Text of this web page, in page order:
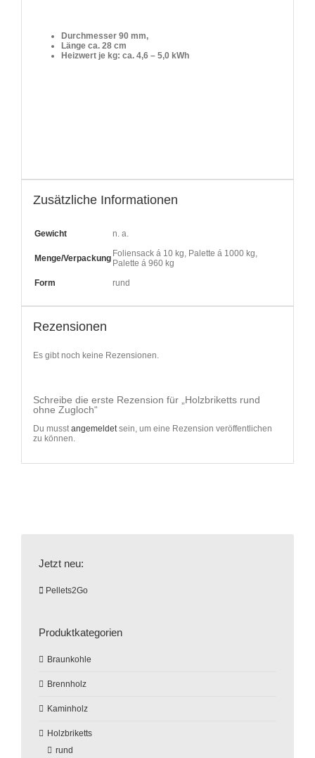
Durchmesser 90 mm,
Länge ca. 28 cm
Heizwert je kg: ca. 4,6 – 5,0 kWh
Zusätzliche Informationen
Gewicht n. a.
Menge/Verpackung Foliensack á 10 kg, Palette á 1000 kg,
Palette á 960 kg
Form
rund
Rezensionen
Es gibt noch keine Rezensionen.
Schreibe die erste Rezension für „Holzbriketts rund
ohne Zugloch“
Du musstangemeldetsein, um eine Rezension veröffentlichen
zu können.
Jetzt neu:
Pellets2Go
Produktkategorien
Braunkohle
Brennholz
Kaminholz
Holzbriketts
rund